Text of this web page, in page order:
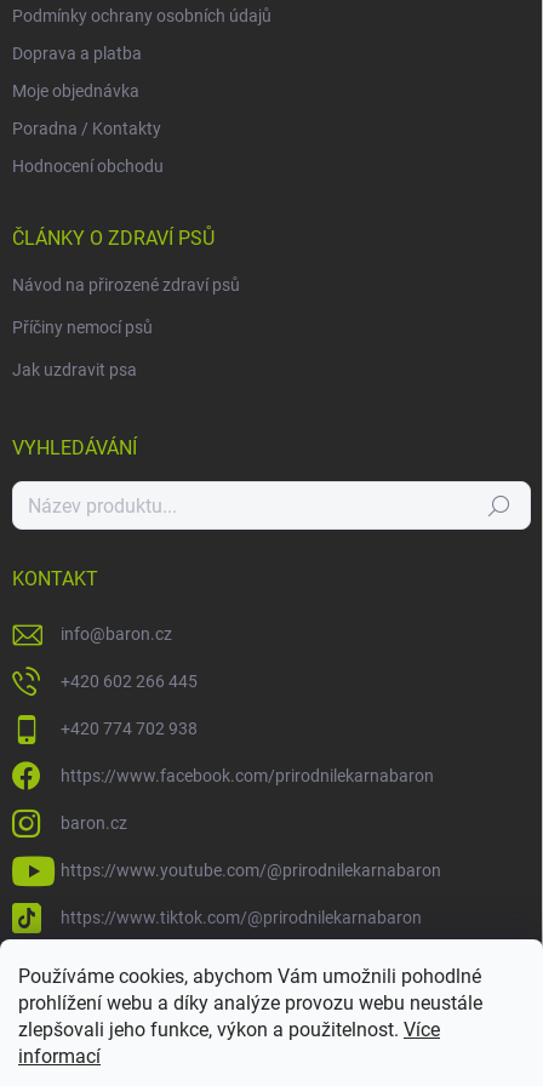
Používáme cookies, abychom Vám umožnili pohodlné
prohlížení webu a díky analýze provozu webu neustále
zlepšovali jeho funkce, výkon a použitelnost. Více
informací
Podmínky ochrany osobních údajů
Doprava a platba
Moje objednávka
Poradna / Kontakty
Hodnocení obchodu
ČLÁNKY O ZDRAVÍ PSŮ
Návod na přirozené zdraví psů
Příčiny nemocí psů
Jak uzdravit psa
VYHLEDÁVÁNÍ
Hledat
KONTAKT
info@baron.cz
+420 602 266 445
+420 774 702 938
https://www.facebook.com/prirodnilekarnabaron
baron.cz
https://www.youtube.com/@prirodnilekarnabaron
https://www.tiktok.com/@prirodnilekarnabaron